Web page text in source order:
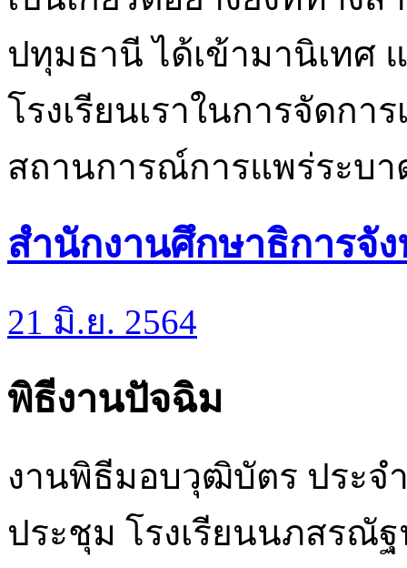
ปทุมธานี ได้เข้ามานิเทศ
โรงเรียนเราในการจัดกา
สถานการณ์การแพร่ระบา
สำนักงานศึกษาธิการจั
21 มิ.ย. 2564
พิธีงานปัจฉิม
งานพิธีมอบวุฒิบัตร ประจ
ประชุม โรงเรียนนภสรณัฐ